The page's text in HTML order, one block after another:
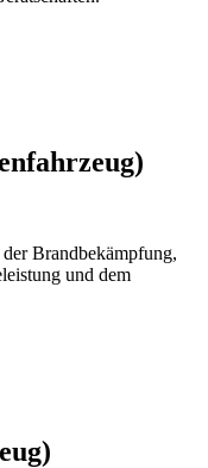
Brandbekämpfung,
und dem